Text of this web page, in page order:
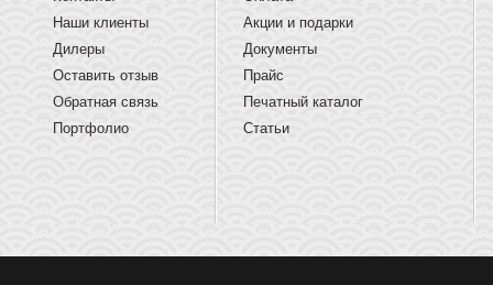
Наши клиенты
Дилеры
Оставить отзыв
Обратная связь
Портфолио
Акции и подарки
Документы
Прайс
Печатный каталог
Статьи